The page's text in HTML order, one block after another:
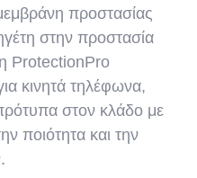
προστασίας
στην προστασία
ProtectionPro
κινητά τηλέφωνα,
στον κλάδο με
ποιότητα και την